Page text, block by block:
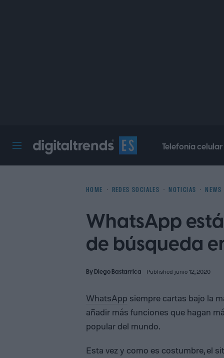
Telefonía celular
HOME REDES SOCIALES NOTICIAS NEWS
WhatsApp
de búsqueda
ByDiego Bastarrica Published junio 12, 2020
WhatsApp siempre cartas bajo la
añadir más funciones que hagan
popular del mundo.
Esta vez y como es costumbre, el